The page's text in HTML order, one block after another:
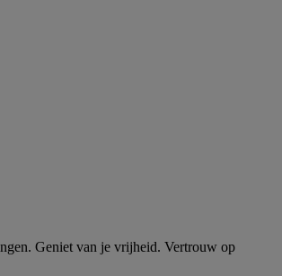
Geniet van je vrijheid. Vertrouw op